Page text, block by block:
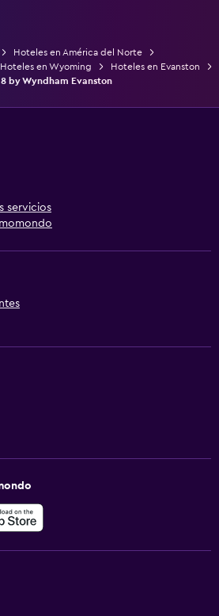
Hoteles en América del Norte
Hoteles en Wyoming
Hoteles en Evanston
by Wyndham Evanston
servicios